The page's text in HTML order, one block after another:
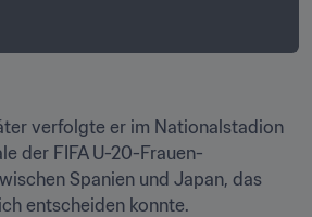
verfolgte er im Nationalstadion
der FIFA U-20-Frauen-
Spanien und Japan, das
entscheiden konnte.